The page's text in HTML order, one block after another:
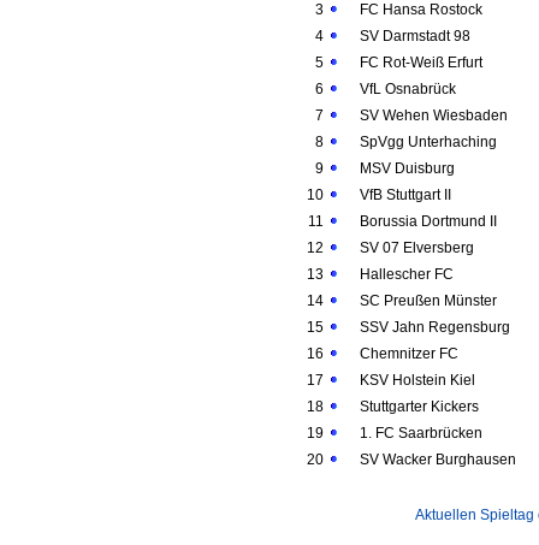
3
FC Hansa Rostock
4
SV Darmstadt 98
5
FC Rot-Weiß Erfurt
6
VfL Osnabrück
7
SV Wehen Wiesbaden
8
SpVgg Unterhaching
9
MSV Duisburg
10
VfB Stuttgart II
11
Borussia Dortmund II
12
SV 07 Elversberg
13
Hallescher FC
14
SC Preußen Münster
15
SSV Jahn Regensburg
16
Chemnitzer FC
17
KSV Holstein Kiel
18
Stuttgarter Kickers
19
1. FC Saarbrücken
20
SV Wacker Burghausen
Aktuellen Spieltag